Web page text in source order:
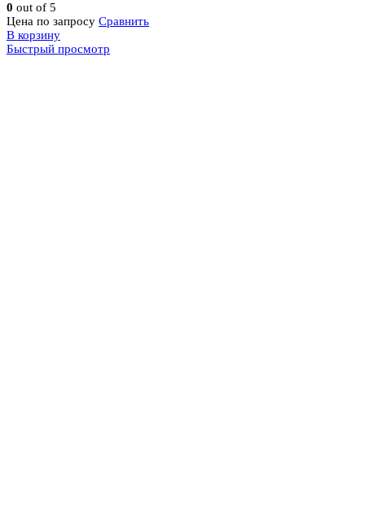
0 out of 5
Цена по запросу Сравнить
В корзину
Быстрый просмотр